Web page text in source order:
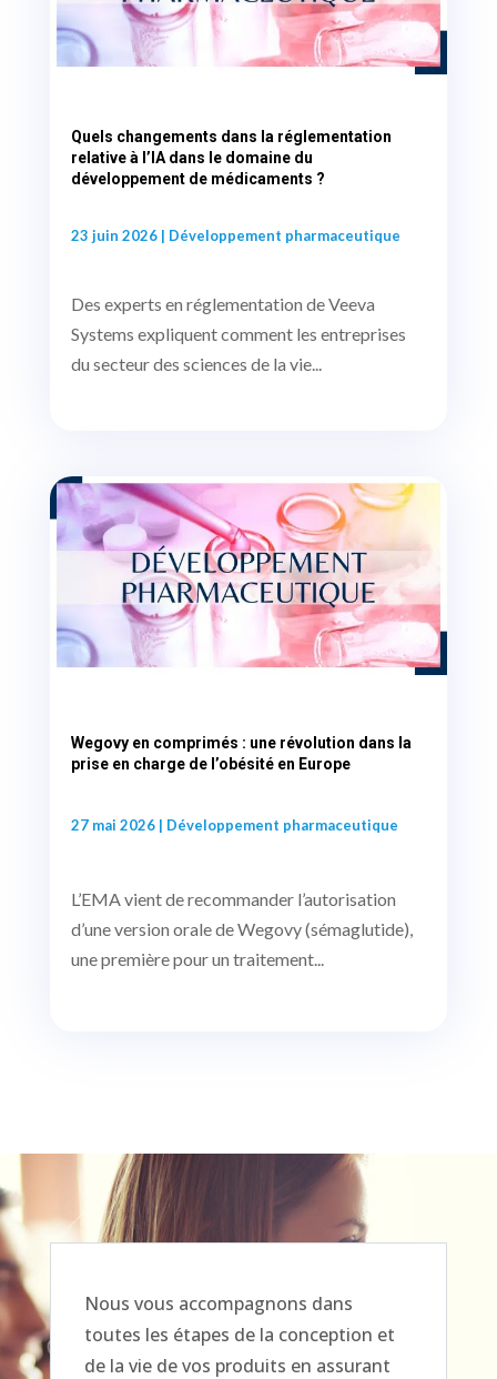
Quels changements dans la réglementation
relative à l’IA dans le domaine du
développement de médicaments ?
23 juin 2026| Développement pharmaceutique
Des experts en réglementation de Veeva
Systems expliquent comment les entreprises
du secteur des sciences de la vie...
Wegovy en comprimés : une révolution dans la
prise en charge de l’obésité en Europe
27 mai 2026| Développement pharmaceutique
L’EMA vient de recommander l’autorisation
d’une version orale de Wegovy (sémaglutide),
une première pour un traitement...
Nous vous accompagnons dans
toutes les étapes de la conception et
de la vie de vos produits en assurant